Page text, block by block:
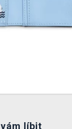
líbit